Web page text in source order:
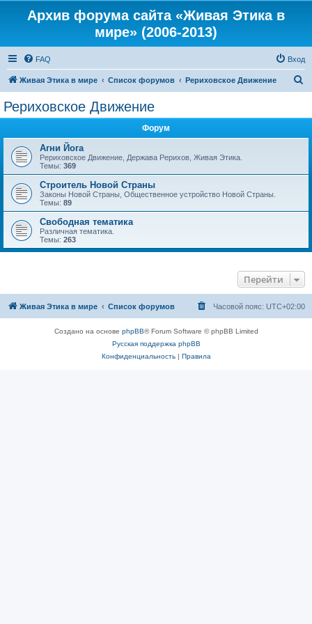
Архив форума сайта «Живая Этика в
мире» (2006-2013)
FAQ Вход
Живая Этика в мире Список форумов Рериховское Движение
Рериховское Движение
Форум
Агни Йога
Рериховское Движение, Держава Рерихов, Живая Этика.
Темы: 369
Строитель Новой Страны
Законы Новой Страны, Общественное устройство Новой Страны.
Темы: 89
Свободная тематика
Различная тематика.
Темы: 263
Перейти
Живая Этика в мире Список форумов Часовой пояс: UTC+02:00
Создано на основе phpBB® Forum Software © phpBB Limited
Русская поддержка phpBB
Конфиденциальность| Правила